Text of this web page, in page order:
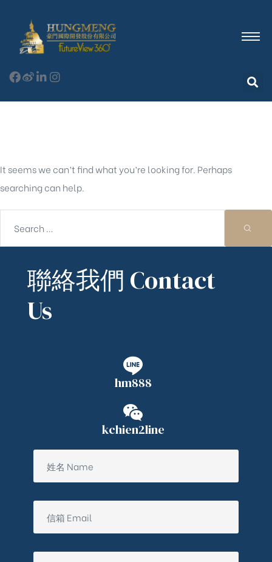
It seems we can’t find what you’re looking for. Perhaps
searching can help.
聯絡我們 Contact
Us
hm888
kchien2line